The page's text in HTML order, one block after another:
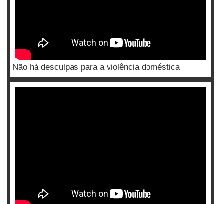
Não há desculpas para a violência doméstica